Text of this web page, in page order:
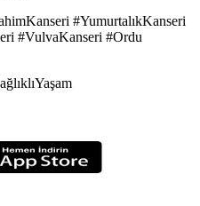
#YumurtalıkKanseri
#VulvaKanseri #Ordu